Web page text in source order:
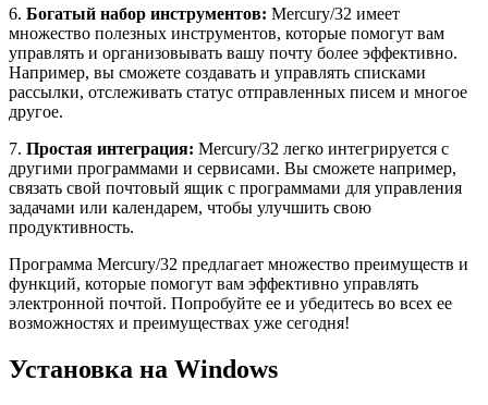
6. Богатый набор инструментов: Mercury/32 имеет
множество полезных инструментов, которые помогут вам
управлять и организовывать вашу почту более эффективно.
Например, вы сможете создавать и управлять списками
рассылки, отслеживать статус отправленных писем и многое
другое.
7. Простая интеграция: Mercury/32 легко интегрируется с
другими программами и сервисами. Вы сможете например,
связать свой почтовый ящик с программами для управления
задачами или календарем, чтобы улучшить свою
продуктивность.
Программа Mercury/32 предлагает множество преимуществ и
функций, которые помогут вам эффективно управлять
электронной почтой. Попробуйте ее и убедитесь во всех ее
возможностях и преимуществах уже сегодня!
Установка на Windows